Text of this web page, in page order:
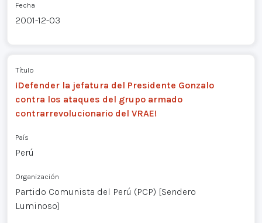
Fecha
2001-12-03
Título
¡Defender la jefatura del Presidente Gonzalo
contra los ataques del grupo armado
contrarrevolucionario del VRAE!
País
Perú
Organización
Partido Comunista del Perú (PCP) [Sendero
Luminoso]